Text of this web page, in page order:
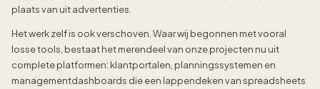
plaats van uit advertenties.
Het werk zelf is ook verschoven. Waar wij begonnen met vooral
losse tools, bestaat het merendeel van onze projecten nu uit
complete platformen: klantportalen, planningssystemen en
managementdashboards die een lappendeken van spreadsheets